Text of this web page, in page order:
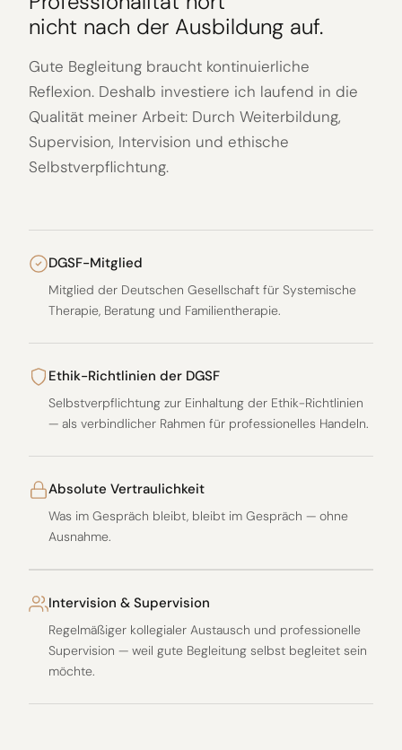
nicht nach der Ausbildung auf.
Gute Begleitung braucht kontinuierliche
Reflexion. Deshalb investiere ich laufend in die
Qualität meiner Arbeit: Durch Weiterbildung,
Supervision, Intervision und ethische
Selbstverpflichtung.
DGSF-Mitglied
Mitglied der Deutschen Gesellschaft für Systemische
Therapie, Beratung und Familientherapie.
Ethik-Richtlinien der DGSF
Selbstverpflichtung zur Einhaltung der Ethik-Richtlinien
— als verbindlicher Rahmen für professionelles Handeln.
Absolute Vertraulichkeit
Was im Gespräch bleibt, bleibt im Gespräch — ohne
Ausnahme.
Intervision & Supervision
Regelmäßiger kollegialer Austausch und professionelle
Supervision — weil gute Begleitung selbst begleitet sein
möchte.